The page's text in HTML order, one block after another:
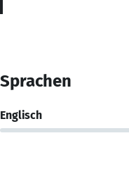
Sprachen
Englisch